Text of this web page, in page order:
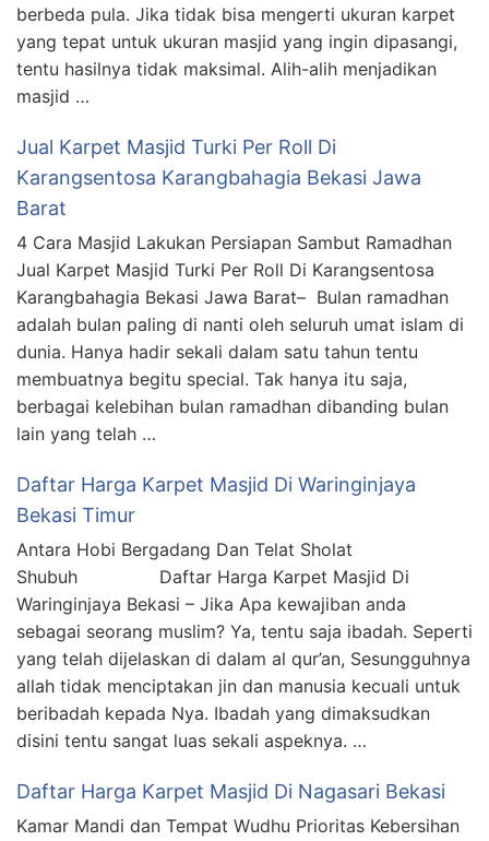
berbeda pula. Jika tidak bisa mengerti ukuran karpet
yang tepat untuk ukuran masjid yang ingin dipasangi,
tentu hasilnya tidak maksimal. Alih-alih menjadikan
masjid …
Jual Karpet Masjid Turki Per Roll Di
Karangsentosa Karangbahagia Bekasi Jawa
Barat
4 Cara Masjid Lakukan Persiapan Sambut Ramadhan
Jual Karpet Masjid Turki Per Roll Di Karangsentosa
Karangbahagia Bekasi Jawa Barat– Bulan ramadhan
adalah bulan paling di nanti oleh seluruh umat islam di
dunia. Hanya hadir sekali dalam satu tahun tentu
membuatnya begitu special. Tak hanya itu saja,
berbagai kelebihan bulan ramadhan dibanding bulan
lain yang telah …
Daftar Harga Karpet Masjid Di Waringinjaya
Bekasi Timur
Antara Hobi Bergadang Dan Telat Sholat
Shubuh Daftar Harga Karpet Masjid Di
Waringinjaya Bekasi – Jika Apa kewajiban anda
sebagai seorang muslim? Ya, tentu saja ibadah. Seperti
yang telah dijelaskan di dalam al qur’an, Sesungguhnya
allah tidak menciptakan jin dan manusia kecuali untuk
beribadah kepada Nya. Ibadah yang dimaksudkan
disini tentu sangat luas sekali aspeknya. …
Daftar Harga Karpet Masjid Di Nagasari Bekasi
Kamar Mandi dan Tempat Wudhu Prioritas Kebersihan